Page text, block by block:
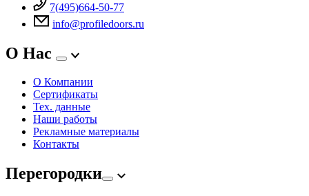
7(495)664-50-77
info@profiledoors.ru
О Нас
О Компании
Сертификаты
Тех. данные
Наши работы
Рекламные материалы
Контакты
Перегородки